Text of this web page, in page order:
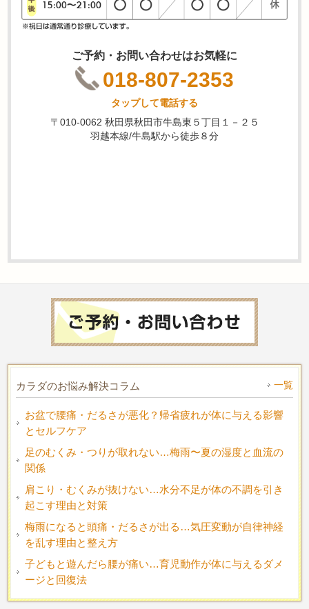
ご予約・お問い合わせはお気軽に
018-807-2353
タップして電話する
〒010-0062 秋田県秋田市牛島東５丁目１－２５
羽越本線/牛島駅から徒歩８分
カラダのお悩み解決コラム 一覧
お盆で腰痛・だるさが悪化？帰省疲れが体に与える影響
とセルフケア
足のむくみ・つりが取れない…梅雨〜夏の湿度と血流の
関係
肩こり・むくみが抜けない…水分不足が体の不調を引き
起こす理由と対策
梅雨になると頭痛・だるさが出る…気圧変動が自律神経
を乱す理由と整え方
子どもと遊んだら腰が痛い…育児動作が体に与えるダメ
ージと回復法